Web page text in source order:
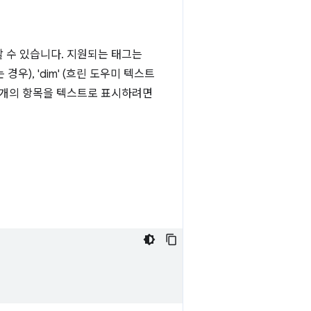
수 있습니다. 지원되는 태그는
경우), 'dim' (흐린 도우미 텍스트
의 항목을 텍스트로 표시하려면